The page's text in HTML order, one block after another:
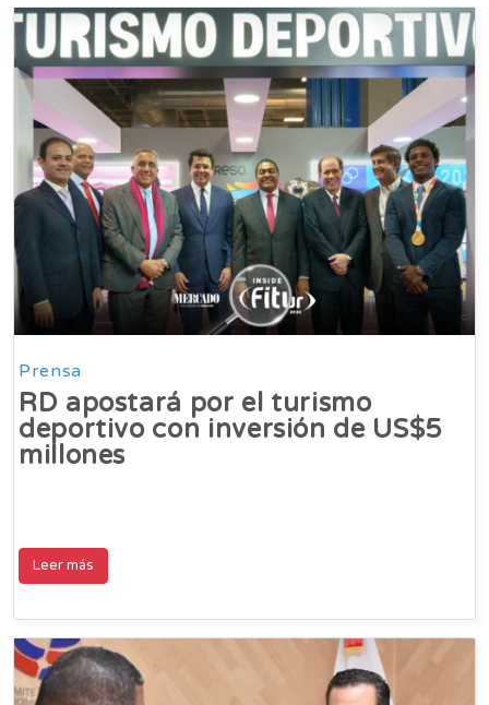
Prensa
RD apostará por el turismo
deportivo con inversión de US$5
millones
Leer más